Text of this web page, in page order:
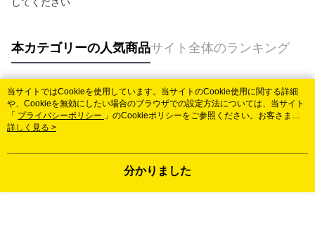
してください
本カテゴリーの人気商品サイト全体のランキング
人気タグ
当サイトではCookieを使用しています。当サイトのCookie使用に関する詳細
や、Cookieを無効にしたい場合のブラウザでの設定方法については、当サイト
「 プライバシーポリシー 」のCookieポリシーをご参照ください。お客さま
が、当サイトを引き続き使用される場合、当社がサイト利用規約のCookieポリ
詳しく見る >
分かりました